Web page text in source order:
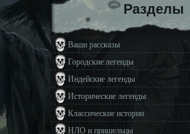
Разделы
Ваши рассказы
Городские легенды
Индейские легенды
Исторические легенды
Классические истории
НЛО и пришельцы